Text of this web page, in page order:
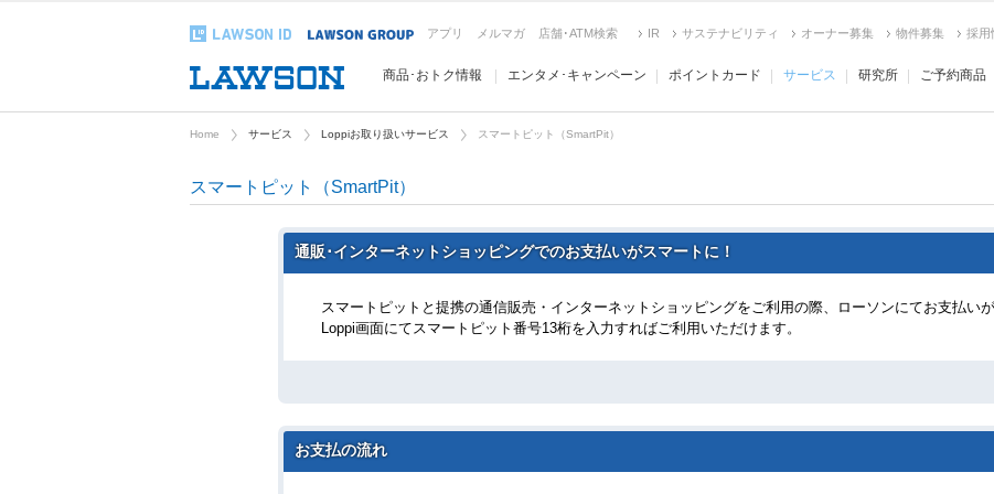
アプリ メルマガ 店舗･ATM検索 IR サステナビリティ オーナー募集 物件募集 採用
商品･おトク情報 エンタメ･キャンペーン ポイントカード サービス 研究所 ご予約商品
Home サービス Loppiお取り扱いサービス スマートピット（SmartPit）
スマートピット（SmartPit）
通販･インターネットショッピングでのお支払いがスマートに！
スマートピットと提携の通信販売・インターネットショッピングをご利用の際、ローソンにてお支払い
Loppi画面にてスマートピット番号13桁を入力すればご利用いただけます。
お支払の流れ